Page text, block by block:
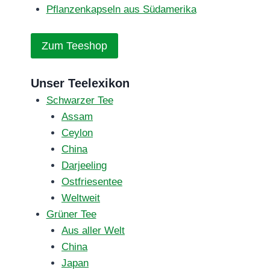
Pflanzenkapseln aus Südamerika
Zum Teeshop
Unser Teelexikon
Schwarzer Tee
Assam
Ceylon
China
Darjeeling
Ostfriesentee
Weltweit
Grüner Tee
Aus aller Welt
China
Japan